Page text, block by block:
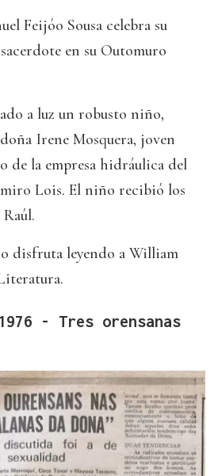
Feijóo Sousa celebra su
en su Outomuro
a luz un robusto niño,
Irene Mosquera, joven
de la empresa hidráulica del
Lois. El niño recibió los
disfruta leyendo a William
- Tres orensanas